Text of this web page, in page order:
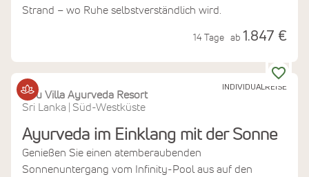
Strand – wo Ruhe selbstverständlich wird.
14 Tage ab 1.847 €
INDIVIDUALREISE
Hiru Villa Ayurveda Resort
Sri Lanka
Süd-Westküste
Ayurveda im Einklang mit der Sonne
Genießen Sie einen atemberaubenden
Sonnenuntergang vom Infinity-Pool aus auf den